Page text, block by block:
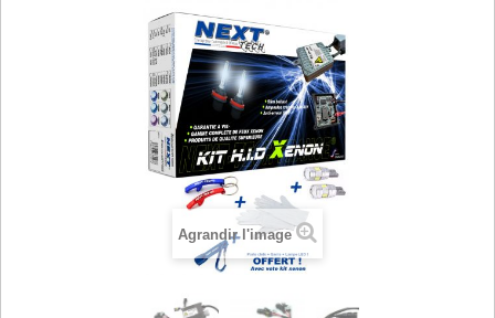
Agrandir l'image